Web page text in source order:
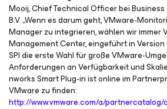
Mooij, Chief Technical Officer bei
B.V. „Wenn es darum geht, VMware-
Manager zu integrieren, wählen wir immer
Management Center, eingeführt in Version
SPI die erste Wahl für große VMware-
Anforderungen an Verfügbarkeit und
nworks Smart Plug-in ist online im
VMware zu finden:
http://www.vmware.com/a/